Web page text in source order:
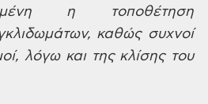
η τοποθέτηση
καθώς συχνοί
λόγω και της κλίσης του